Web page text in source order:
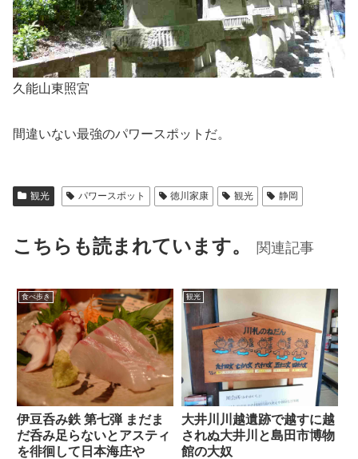
久能山東照宮
間違いない最強のパワースポットだ。
観光 パワースポット 徳川家康 観光 静岡
こちらも読まれています。 関連記事
食べ歩き
伊豆呑み鉄 第七弾 まだま
だ呑み足らないとアスティ
を徘徊して日本海庄や
観光
大井川川越遺跡で越すに越
されぬ大井川と島田市博物
館の大奴